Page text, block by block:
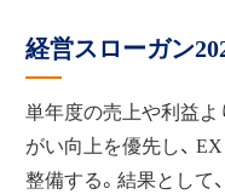
経営スローガン
単年度の売上や利益よ
がい向上を優先し、
整備する。結果として